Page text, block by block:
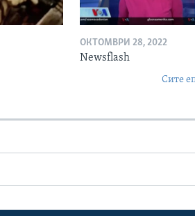
ОКТОМВРИ 28, 2022
Newsflash
Сите